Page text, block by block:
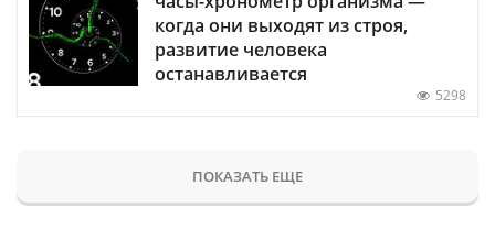
когда они выходят из строя,
развитие человека
останавливается
5298
ПОКАЗАТЬ ЕЩЕ